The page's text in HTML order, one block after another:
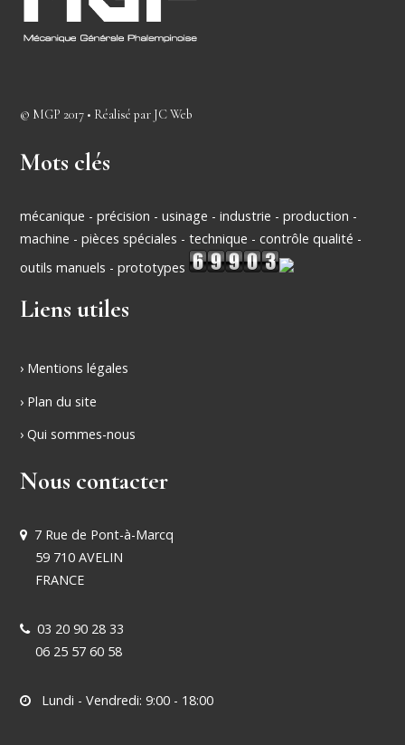
© MGP 2017 • Réalisé par JC Web
Mots clés
mécanique - précision - usinage - industrie - production -
machine - pièces spéciales - technique - contrôle qualité -
outils manuels - prototypes
Liens utiles
› Mentions légales
› Plan du site
› Qui sommes-nous
Nous contacter
7 Rue de Pont-à-Marcq
59 710 AVELIN
FRANCE
03 20 90 28 33
06 25 57 60 58
Lundi - Vendredi: 9:00 - 18:00